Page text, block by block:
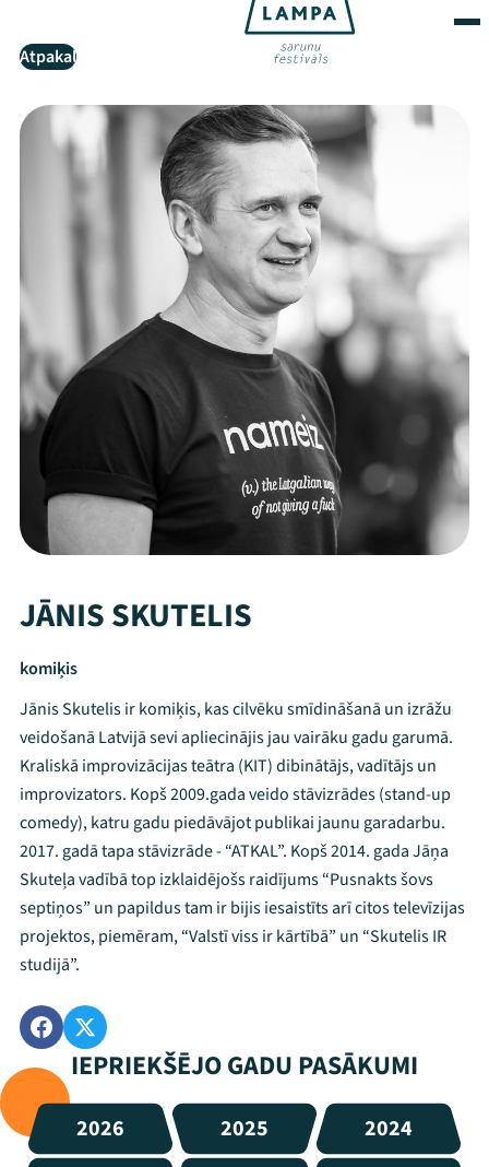
Atpakaļ
JĀNIS SKUTELIS
komiķis
Jānis Skutelis ir komiķis, kas cilvēku smīdināšanā un izrāžu
veidošanā Latvijā sevi apliecinājis jau vairāku gadu garumā.
Kraliskā improvizācijas teātra (KIT) dibinātājs, vadītājs un
improvizators. Kopš 2009.gada veido stāvizrādes (stand-up
comedy), katru gadu piedāvājot publikai jaunu garadarbu.
2017. gadā tapa stāvizrāde - “ATKAL”. Kopš 2014. gada Jāņa
Skuteļa vadībā top izklaidējošs raidījums “Pusnakts šovs
septiņos” un papildus tam ir bijis iesaistīts arī citos televīzijas
projektos, piemēram, “Valstī viss ir kārtībā” un “Skutelis IR
studijā”.
IEPRIEKŠĒJO GADU PASĀKUMI
2026 2025
2024